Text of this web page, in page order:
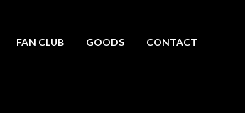
FAN CLUB GOODS CONTACT